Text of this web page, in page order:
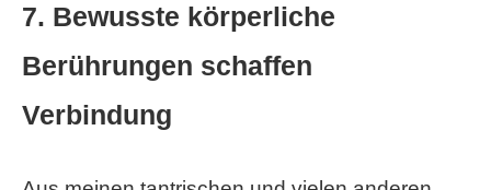
7. Bewusste körperliche
Berührungen schaffen
Verbindung